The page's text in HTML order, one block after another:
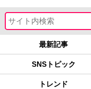
最新記事
SNSトピック
トレンド